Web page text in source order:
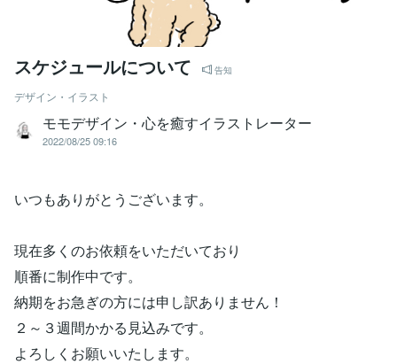
スケジュールについて 告知
デザイン・イラスト
モモデザイン・心を癒すイラストレーター
2022/08/25 09:16
いつもありがとうございます。
現在多くのお依頼をいただいており
順番に制作中です。
納期をお急ぎの方には申し訳ありません！
２～３週間かかる見込みです。
よろしくお願いいたします。